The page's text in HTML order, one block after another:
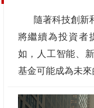
隨著科技創新
將繼續為投資者
如，人工智能、
基金可能成為未來